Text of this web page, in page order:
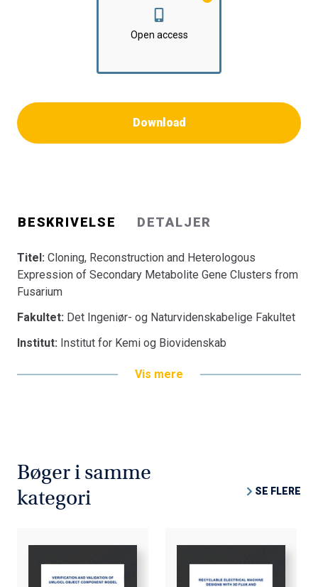
Open access
Download
BESKRIVELSE DETALJER
Titel: Cloning, Reconstruction and Heterologous
Expression of Secondary Metabolite Gene Clusters from
Fusarium
Fakultet: Det Ingeniør- og Naturvidenskabelige Fakultet
Institut: Institut for Kemi og Biovidenskab
Vis mere
Bøger i samme
kategori
SE FLERE